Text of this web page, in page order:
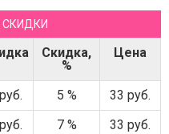
Скидка,
%
Цена
5 %
33 руб.
7 %
33 руб.